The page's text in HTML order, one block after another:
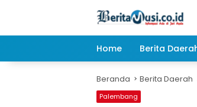
Home Berita
Beranda Berita Daerah
Palembang